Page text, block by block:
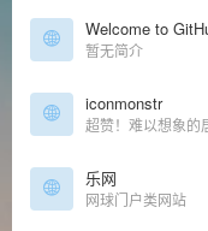
Welcome to
暂无简介
iconmonstr
超赞！难以想象的
乐网
网球门户类网站